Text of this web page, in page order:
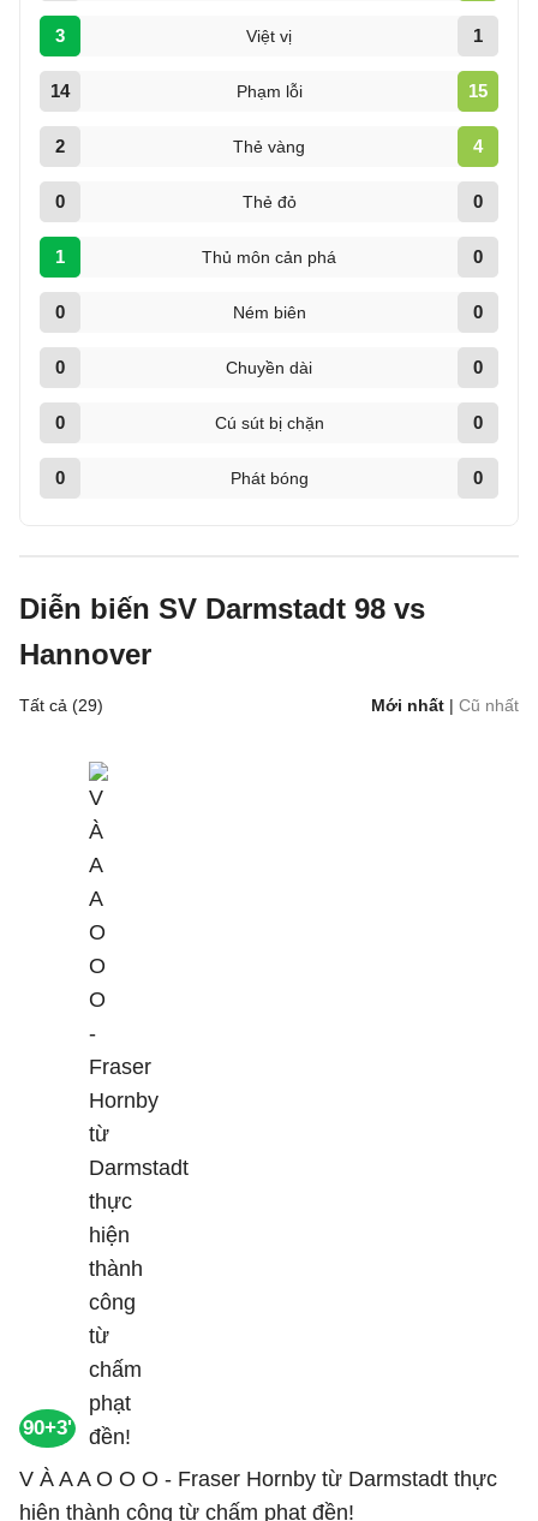
3 Việt vị 1
14 Phạm lỗi 15
2 Thẻ vàng 4
0 Thẻ đỏ 0
1 Thủ môn cản phá 0
0 Ném biên 0
0 Chuyền dài 0
0 Cú sút bị chặn 0
0 Phát bóng 0
Diễn biến SV Darmstadt 98 vs
Hannover
Tất cả (29) Mới nhất | Cũ nhất
90+3'
V À A A O O O - Fraser Hornby từ Darmstadt thực
hiện thành công từ chấm phạt đền!